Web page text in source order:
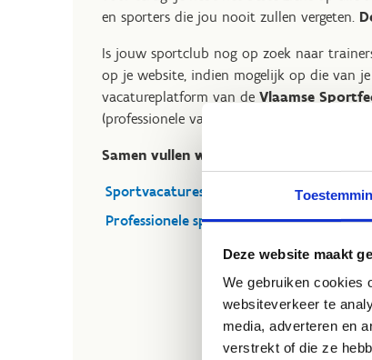
Deze website maakt
We gebruiken cookies
websiteverkeer te
media, adverteren en
verstrekt of die ze
en sporters die jou nooit zullen vergeten.
Is jouw sportclub nog op zoek naar
op je website, indien mogelijk op die van
vacatureplatform van de Vlaamse
(professionele vacatures).
Samen vullen we de mooiste vacatures
Sportvacatures via de Vlaamse
Professionele sportvacatures via